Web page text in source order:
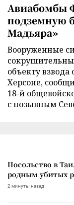
Авиабомбы
подземную
Мадьяра»
Вооруженные
объекту
Херсоне,
18-й
с позывным
Посольство в
родным убитых
2 минуты назад